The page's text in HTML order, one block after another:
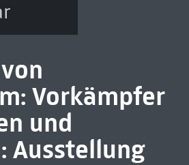
Vorkämpfer
und
Ausstellung